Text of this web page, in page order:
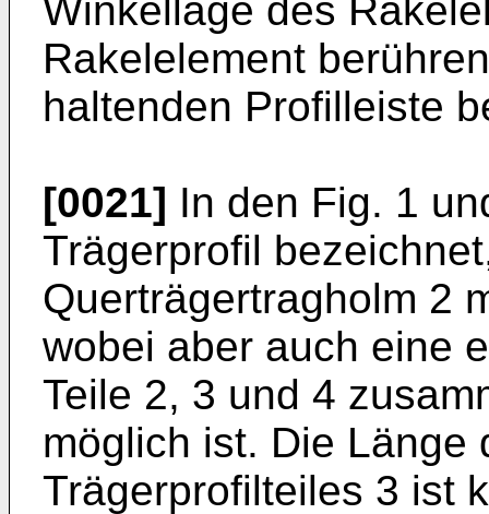
Winkellage des
Rakelelement
haltenden Profilleiste
[0021] In den Fig. 1
Trägerprofil
Querträgertragholm 2
wobei aber auch eine
Teile 2, 3 und 4
möglich ist. Die Länge
Trägerprofilteiles 3 ist